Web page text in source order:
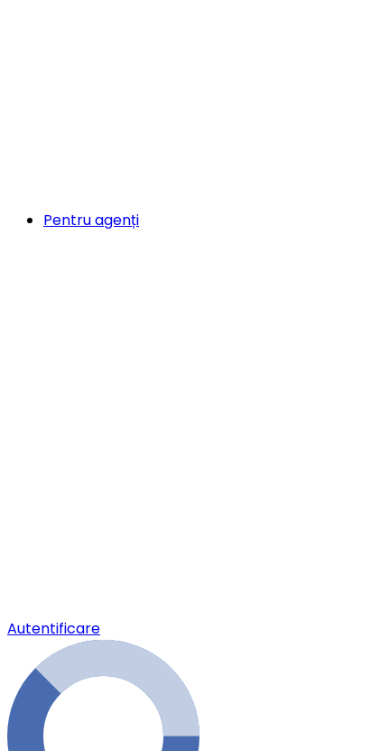
Pentru agenți
Autentificare